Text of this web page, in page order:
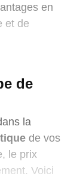
TVAC
699,55 €
1 399,10 €
en
et de
PVC
prix, une
et un
(pose
de
la
de vos
le prix
Voici